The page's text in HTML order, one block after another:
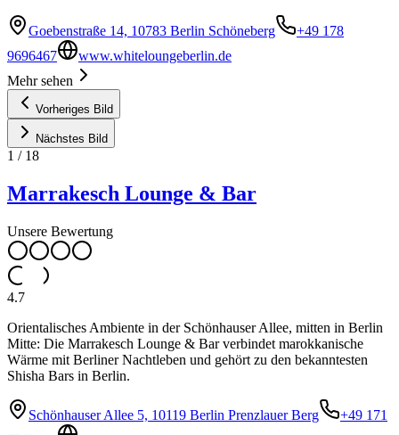
Goebenstraße 14, 10783 Berlin Schöneberg
+49 178
9696467
www.whiteloungeberlin.de
Mehr sehen
Vorheriges Bild
Nächstes Bild
1 / 18
Marrakesch Lounge & Bar
Unsere Bewertung
4.7
Orientalisches Ambiente in der Schönhauser Allee, mitten in Berlin
Mitte: Die Marrakesch Lounge & Bar verbindet marokkanische
Wärme mit Berliner Nachtleben und gehört zu den bekanntesten
Shisha Bars in Berlin.
Schönhauser Allee 5, 10119 Berlin Prenzlauer Berg
+49 171